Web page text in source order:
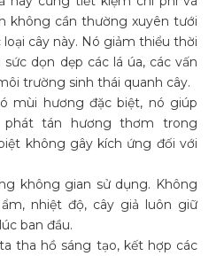
không cần thường xuyên tưới
cây này. Nó giảm thiểu thời
dọn dẹp các lá úa, các vấn
trường sinh thái quanh cây.
mùi hương đặc biệt, nó giúp
tán hương thơm trong
không gây kích ứng đối với
không gian sử dụng. Không
nhiệt độ, cây giả luôn giữ
ban đầu.
tha hồ sáng tạo, kết hợp các